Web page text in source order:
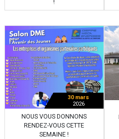
!
30 mars
2026
NOUS VOUS DONNONS
RENDEZ-VOUS CETTE
SEMAINE !